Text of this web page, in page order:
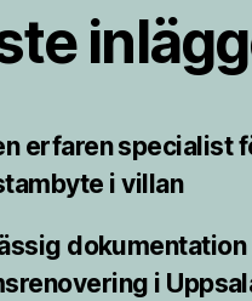
erfaren specialist
i villan
dokumentation
i